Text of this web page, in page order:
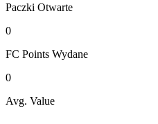
Paczki Otwarte
0
FC Points Wydane
0
Avg. Value